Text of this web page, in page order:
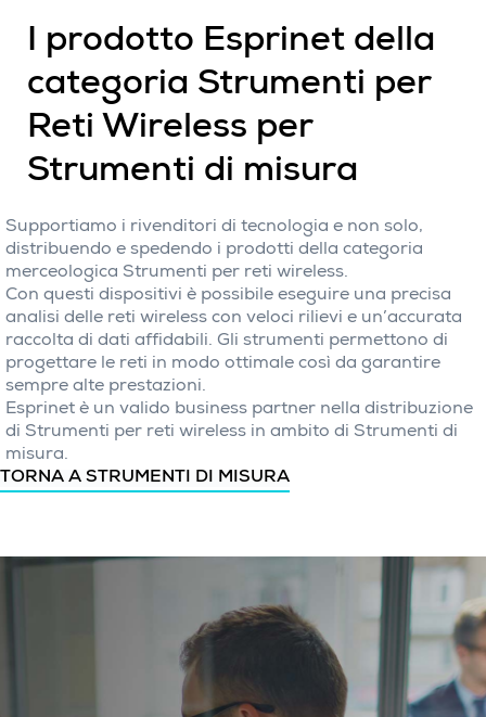
I prodotto Esprinet della
categoria Strumenti per
Reti Wireless per
Strumenti di misura
Supportiamo i rivenditori di tecnologia e non solo,
distribuendo e spedendo i prodotti della categoria
merceologica Strumenti per reti wireless.
Con questi dispositivi è possibile eseguire una precisa
analisi delle reti wireless con veloci rilievi e un’accurata
raccolta di dati affidabili. Gli strumenti permettono di
progettare le reti in modo ottimale così da garantire
sempre alte prestazioni.
Esprinet è un valido business partner nella distribuzione
di Strumenti per reti wireless in ambito di Strumenti di
misura.
TORNA A STRUMENTI DI MISURA